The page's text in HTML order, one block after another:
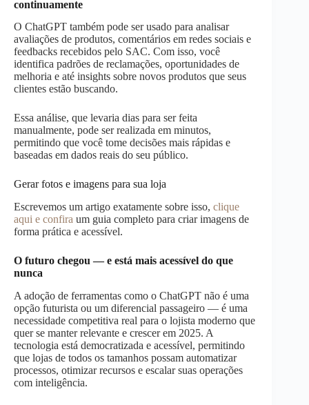
continuamente
O ChatGPT também pode ser usado para analisar
avaliações de produtos, comentários em redes sociais e
feedbacks recebidos pelo SAC. Com isso, você
identifica padrões de reclamações, oportunidades de
melhoria e até insights sobre novos produtos que seus
clientes estão buscando.
Essa análise, que levaria dias para ser feita
manualmente, pode ser realizada em minutos,
permitindo que você tome decisões mais rápidas e
baseadas em dados reais do seu público.
Gerar fotos e imagens para sua loja
Escrevemos um artigo exatamente sobre isso, clique
aqui e confira um guia completo para criar imagens de
forma prática e acessível.
O futuro chegou — e está mais acessível do que
nunca
A adoção de ferramentas como o ChatGPT não é uma
opção futurista ou um diferencial passageiro — é uma
necessidade competitiva real para o lojista moderno que
quer se manter relevante e crescer em 2025. A
tecnologia está democratizada e acessível, permitindo
que lojas de todos os tamanhos possam automatizar
processos, otimizar recursos e escalar suas operações
com inteligência.